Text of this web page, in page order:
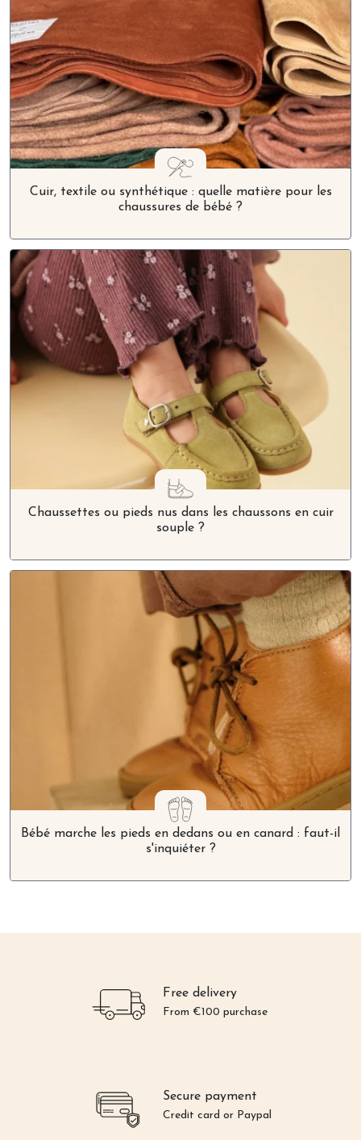
Cuir, textile ou synthétique : quelle matière pour les
chaussures de bébé ?
Chaussettes ou pieds nus dans les chaussons en cuir
souple ?
Bébé marche les pieds en dedans ou en canard : faut-il
s'inquiéter ?
Free delivery
From €100 purchase
Secure payment
Credit card or Paypal